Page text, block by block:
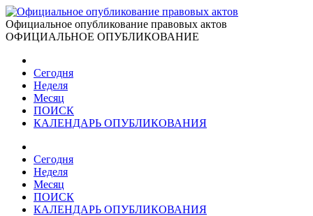
Официальное опубликование правовых актов
ОФИЦИАЛЬНОЕ ОПУБЛИКОВАНИЕ
Сегодня
Неделя
Месяц
ПОИСК
КАЛЕНДАРЬ ОПУБЛИКОВАНИЯ
Сегодня
Неделя
Месяц
ПОИСК
КАЛЕНДАРЬ ОПУБЛИКОВАНИЯ